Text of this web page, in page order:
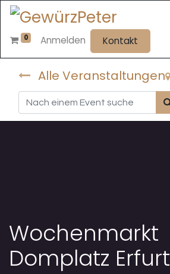
0 Anmelden Kontakt
Alle Veranstaltungen
Wochenmarkt
Domplatz Erfurt